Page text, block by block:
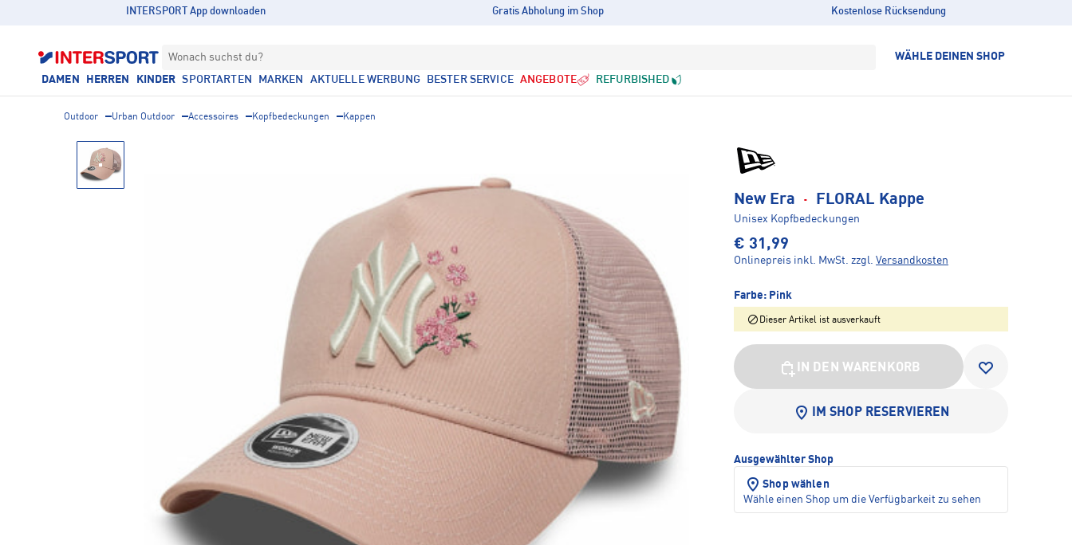
INTERSPORT App downloaden Gratis Abholung im Shop Kostenlose Rücksendung
Wonach suchst du? WÄHLE DEINEN SHOP
DAMEN HERREN KINDER SPORTARTEN MARKEN AKTUELLE WERBUNG BESTER SERVICE ANGEBOTE REFURBISHED
Outdoor Urban Outdoor Accessoires Kopfbedeckungen Kappen
New Era · FLORAL Kappe
Unisex Kopfbedeckungen
€ 31,99
Onlinepreis inkl. MwSt. zzgl. Versandkosten
Farbe: Pink
Dieser Artikel ist ausverkauft
IN DEN WARENKORB
IM SHOP RESERVIEREN
Ausgewählter Shop
Shop wählen
Wähle einen Shop um die Verfügbarkeit zu sehen